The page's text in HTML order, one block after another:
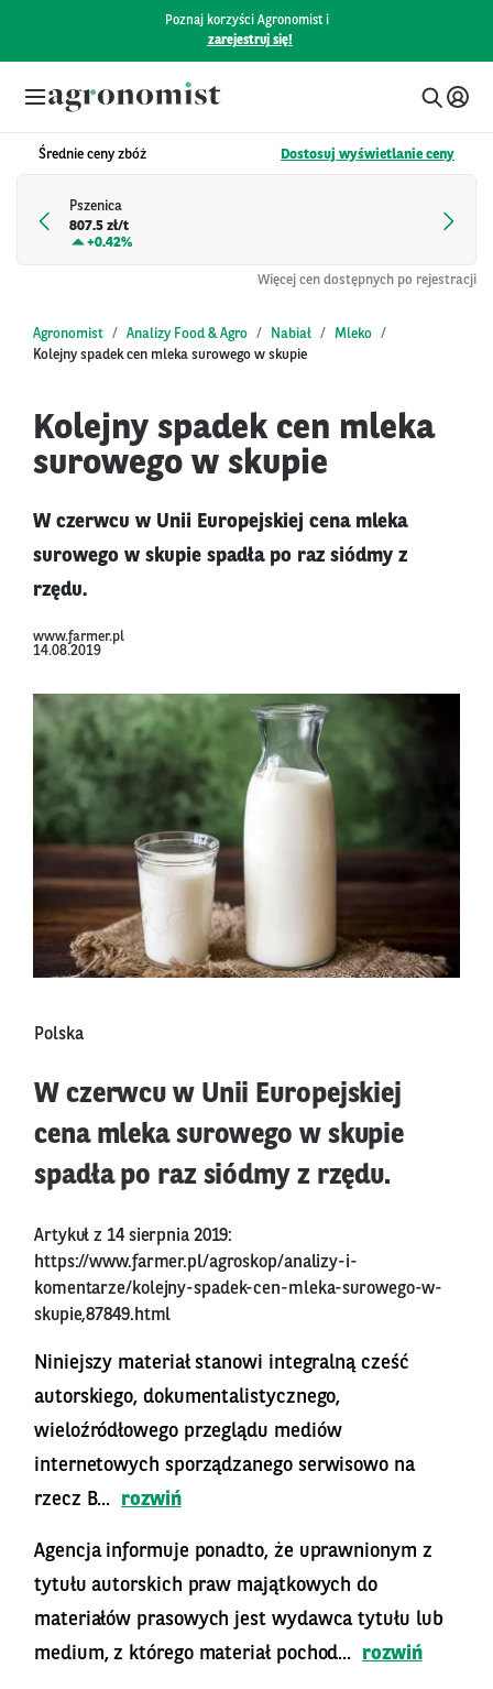
Poznaj korzyści Agronomist i
zarejestruj się!
Średnie ceny zbóż Dostosuj wyświetlanie ceny
Pszenica
807.5 zł/t
+0.42%
Więcej cen dostępnych po rejestracji
Agronomist Analizy Food & Agro Nabiał
Mleko
Kolejny spadek cen mleka surowego w skupie
Kolejny spadek cen mleka
surowego w skupie
W czerwcu w Unii Europejskiej cena mleka
surowego w skupie spadła po raz siódmy z
rzędu.
www.farmer.pl
14.08.2019
Polska
W czerwcu w Unii Europejskiej
cena mleka surowego w skupie
spadła po raz siódmy z rzędu.
Artykuł z 14 sierpnia 2019:
https://www.farmer.pl/agroskop/analizy-i-
komentarze/kolejny-spadek-cen-mleka-surowego-w-
skupie,87849.html
Niniejszy materiał stanowi integralną cześć
autorskiego, dokumentalistycznego,
wieloźródłowego przeglądu mediów
internetowych sporządzanego serwisowo na
rzecz B...
rozwiń
Agencja informuje ponadto, że uprawnionym z
tytułu autorskich praw majątkowych do
materiałów prasowych jest wydawca tytułu lub
medium, z którego materiał pochod...
rozwiń